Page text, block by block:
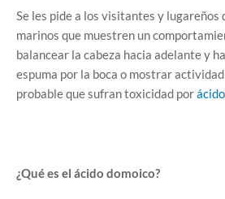
Se les pide a los visitantes y lugareños
marinos que muestren un
balancear la cabeza hacia adelante y
espuma por la boca o mostrar
probable que sufran toxicidad por
¿Qué es el ácido domoico?